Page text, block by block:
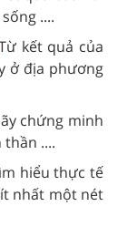
....
kết quả của
ở địa phương
chứng minh
....
hiểu thực tế
nhất một nét